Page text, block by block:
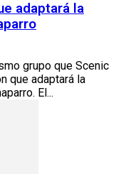
adaptará la
grupo que Scenic
que adaptará la
El...